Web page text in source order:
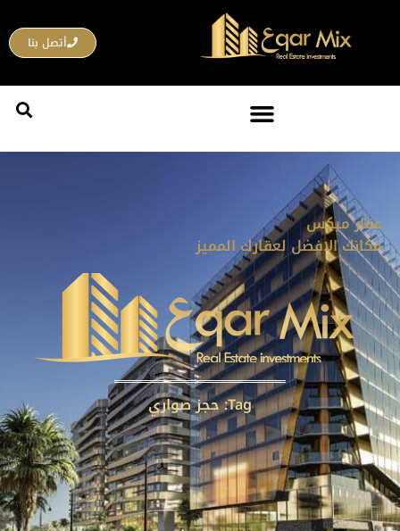
أتصل بنا
عقار ميكس
مكانك الافضل لعقارك المميز
Tag: حجز صواري